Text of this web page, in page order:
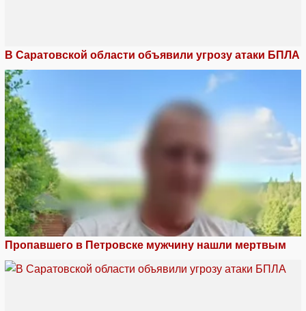
В Саратовской области объявили угрозу атаки БПЛА
Пропавшего в Петровске мужчину нашли мертвым